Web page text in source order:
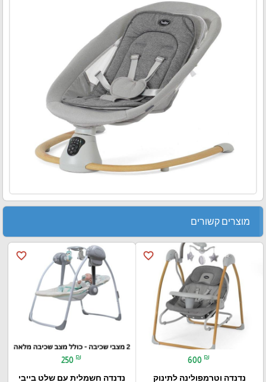
מוצרים קשורים
favorite_border
600 ₪
נדנדה וטרמפולינה לתינוק
favorite_border
250 ₪
נדנדה חשמלית עם שלט בייבי